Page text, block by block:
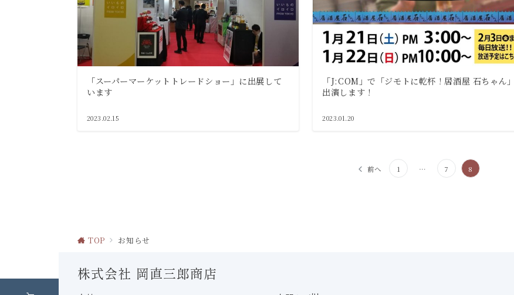
「スーパーマーケットトレードショー」に出展して
います
2023.02.15
「J:COM」で「ジモトに乾杯！居酒屋 石ちゃん
出演します！
2023.01.20
ー
ジ
前へ 1 … 7 8
TOP お知らせ
株式会社 岡直三郎商店